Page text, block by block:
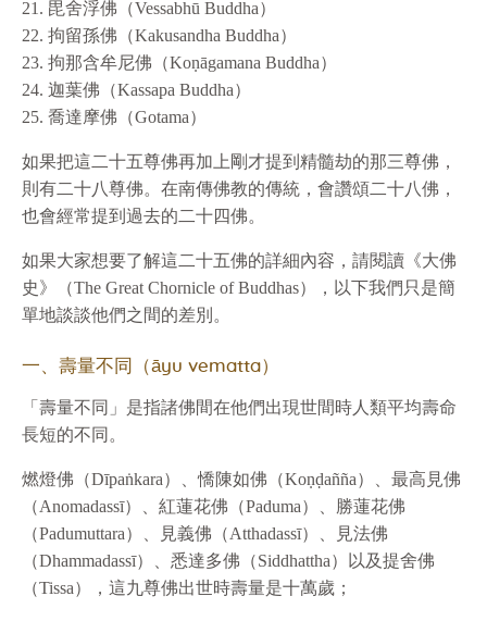
毘舍浮佛（Vessabhū Buddha）
拘留孫佛（Kakusandha Buddha）
拘那含牟尼佛（Koṇāgamana Buddha）
迦葉佛（Kassapa Buddha）
喬達摩佛（Gotama）
如果把這二十五尊佛再加上剛才提到精髓劫的那三尊佛，
則有二十八尊佛。在南傳佛教的傳統，會讚頌二十八佛，
也會經常提到過去的二十四佛。
如果大家想要了解這二十五佛的詳細內容，請閱讀《大佛
史》（The Great Chornicle of Buddhas），以下我們只是簡
單地談談他們之間的差別。
一、壽量不同（āyu vematta）
「壽量不同」是指諸佛間在他們出現世間時人類平均壽命
長短的不同。
燃燈佛（Dīpaṅkara）、憍陳如佛（Koṇḍañña）、最高見佛
（Anomadassī）、紅蓮花佛（Paduma）、勝蓮花佛
（Padumuttara）、見義佛（Atthadassī）、見法佛
（Dhammadassī）、悉達多佛（Siddhattha）以及提舍佛
（Tissa），這九尊佛出世時壽量是十萬歲；